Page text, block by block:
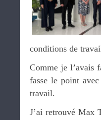
conditions de
Comme je l’avais
fasse le point
travail.
J’ai retrouvé Max